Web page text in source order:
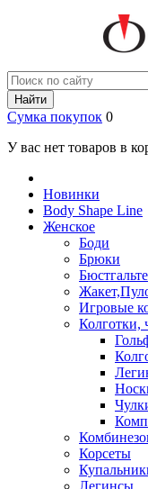
Найти
Сумка покупок 0
У вас нет товаров в
Новинки
Body Shape Line
Женское
Боди
Брюки
Игровые
Колготки,
Корсеты
Легинсы